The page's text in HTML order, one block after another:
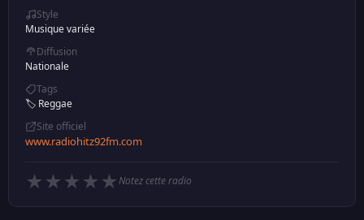
Style
Musique variée
Diffusion
Nationale
Tags
🏷️ Reggae
Site officiel
www.radiohitz92fm.com
★ ★ ★ ★ ★Notez cette radio